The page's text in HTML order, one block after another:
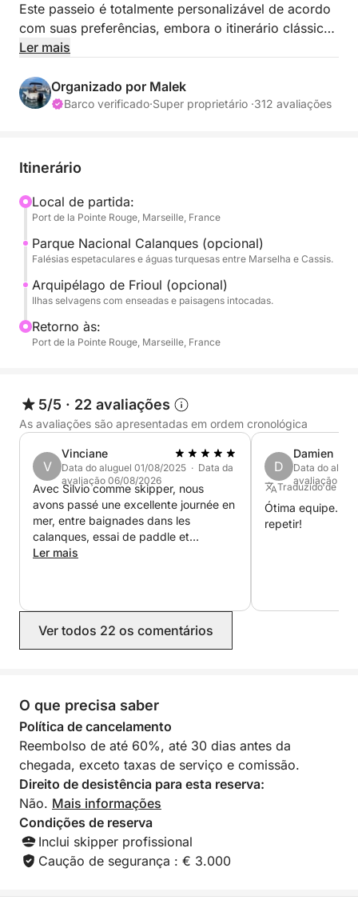
Este passeio é totalmente personalizável de acordo
com suas preferências, embora o itinerário clássico
leve você às joias do Parque Nacional das
capacidade para 7 passageiros (+ capitão), é o
tamanho ideal para uma imersão completa nas
O barco está equipado com um cooler para suas
está disponível como opcional (€30) para explorar
as enseadas bem perto das rochas. Seu capitão
multilíngue (francês, inglês e espanhol) garantirá seu
conforto e o guiará aos melhores pontos para nadar,
longe da agitação da cidade.
Viva uma aventura inesquecível entre falésias
calcárias e águas cristalinas.
separadamente diretamente no porto.
Ler mais
Organizado por Malek
Barco verificado·Super proprietário ·312 avaliações
Itinerário
Local de partida:
Port de la Pointe Rouge, Marseille, France
Parque Nacional Calanques (opcional)
Falésias espetaculares e águas turquesas entre Marselha e Cassis.
Arquipélago de Frioul (opcional)
Ilhas selvagens com enseadas e paisagens intocadas.
Retorno às:
Port de la Pointe Rouge, Marseille, France
5/5 · 22 avaliações
As avaliações são apresentadas em ordem cronológica
V
Vinciane
Data do aluguel 01/08/2025 · Data da
avaliação 06/08/2026
Avec Silvio comme skipper, nous
avons passé une excellente journée en
mer, entre baignades dans les
calanques, essai de paddle et
discussions agréables. Dès la
propriétaire, communication fluide et
rapide et prix sans surprise. Je
recommande sans hésiter ! Encore
Ler mais
D
Damien
Data do
avaliação 24/
Traduzido de
Ótima equipe.
repetir!
Ver todos 22 os comentários
O que precisa saber
Política de cancelamento
Reembolso de até 60%, até 30 dias antes da
chegada, exceto taxas de serviço e comissão.
Direito de desistência para esta reserva:
Não. Mais informações
Condições de reserva
Inclui skipper profissional
Caução de segurança : € 3.000